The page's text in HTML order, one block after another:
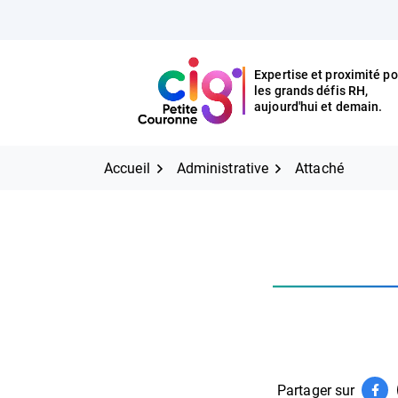
CIG Petite Couronne
Expertise et proximité
les grands défis RH,
aujourd'hui et demain.
CIG Petite Couronne
Expertise et proximité pour
les grands défis RH,
aujourd'hui et demain.
Accueil Administrative Attaché
Partager sur